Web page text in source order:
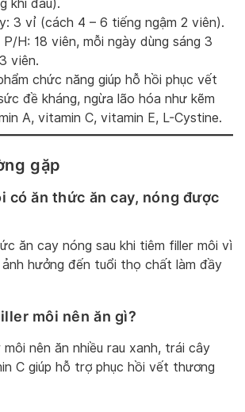
khi đau).
3 vỉ (cách 4 – 6 tiếng ngậm 2 viên).
H: 18 viên, mỗi ngày dùng sáng 3
viên.
chức năng giúp hỗ hồi phục vết
đề kháng, ngừa lão hóa như kẽm
A, vitamin C, vitamin E, L-Cystine.
gặp
có ăn thức ăn cay, nóng được
ăn cay nóng sau khi tiêm filler môi vì
hưởng đến tuổi thọ chất làm đầy
môi nên ăn gì?
môi nên ăn nhiều rau xanh, trái cây
C giúp hỗ trợ phục hồi vết thương